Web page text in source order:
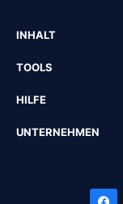
INHALT
TOOLS
HILFE
UNTERNEHMEN